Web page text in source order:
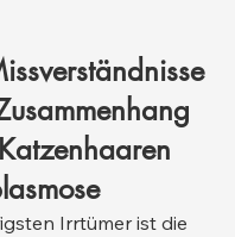
Irrtümer ist die